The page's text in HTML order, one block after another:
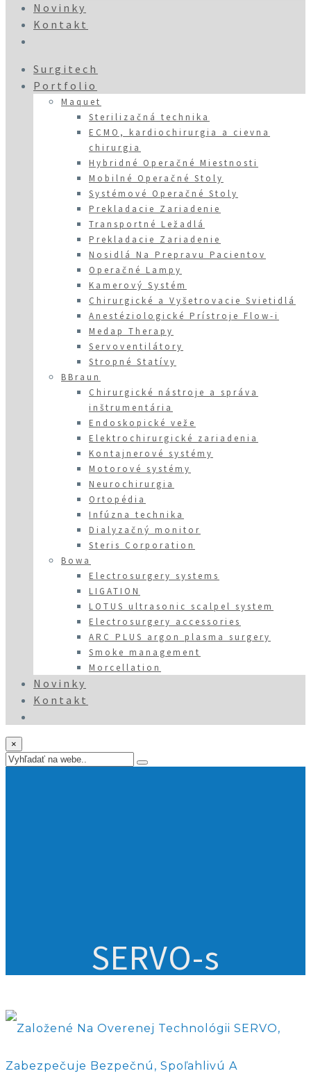
Novinky
Kontakt
Surgitech
Portfolio
Maquet
Sterilizačná technika
ECMO, kardiochirurgia a cievna
chirurgia
Hybridné Operačné Miestnosti
Mobilné Operačné Stoly
Systémové Operačné Stoly
Prekladacie Zariadenie
Transportné Ležadlá
Prekladacie Zariadenie
Nosidlá Na Prepravu Pacientov
Operačné Lampy
Kamerový Systém
Chirurgické a Vyšetrovacie Svietidlá
Anestéziologické Prístroje Flow-i
Medap Therapy
Servoventilátory
Stropné Statívy
BBraun
Chirurgické nástroje a správa
inštrumentária
Endoskopické veže
Elektrochirurgické zariadenia
Kontajnerové systémy
Motorové systémy
Neurochirurgia
Ortopédia
Infúzna technika
Dialyzačný monitor
Steris Corporation
Bowa
Electrosurgery systems
LIGATION
LOTUS ultrasonic scalpel system
Electrosurgery accessories
ARC PLUS argon plasma surgery
Smoke management
Morcellation
Novinky
Kontakt
×
SERVO-s
Založené Na Overenej Technológii SERVO,
Zabezpečuje Bezpečnú, Spoľahlivú A